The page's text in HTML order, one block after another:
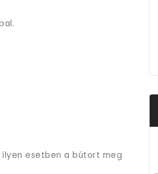
esetben a bútort meg